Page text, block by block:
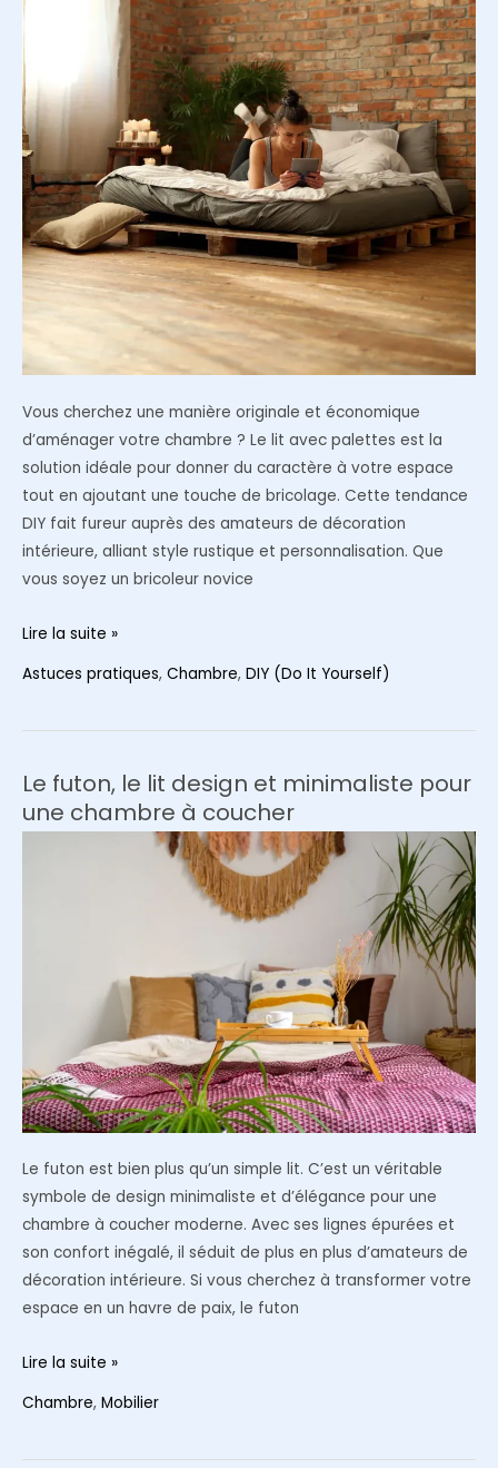
Vous cherchez une manière originale et économique
d’aménager votre chambre ? Le lit avec palettes est la
solution idéale pour donner du caractère à votre espace
tout en ajoutant une touche de bricolage. Cette tendance
DIY fait fureur auprès des amateurs de décoration
intérieure, alliant style rustique et personnalisation. Que
vous soyez un bricoleur novice
Faire
palettes
la
Lire la suite »
Astuces pratiques, Chambre, DIY (Do It Yourself)
Le futon, le lit design et minimaliste pour
une chambre à coucher
Le futon est bien plus qu’un simple lit. C’est un véritable
symbole de design minimaliste et d’élégance pour une
chambre à coucher moderne. Avec ses lignes épurées et
son confort inégalé, il séduit de plus en plus d’amateurs de
décoration intérieure. Si vous cherchez à transformer votre
espace en un havre de paix, le futon
Le
Lire la suite »
Chambre, Mobilier